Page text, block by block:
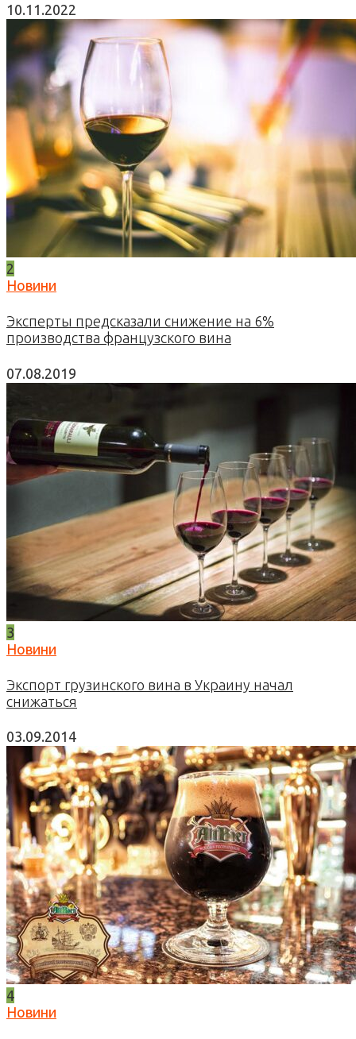
10.11.2022
2
Новини
Эксперты предсказали снижение на 6%
производства французского вина
07.08.2019
3
Новини
Экспорт грузинского вина в Украину начал
снижаться
03.09.2014
4
Новини